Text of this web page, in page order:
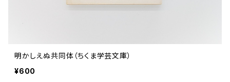
明かしえぬ共同体（ちくま学芸文庫）
¥600